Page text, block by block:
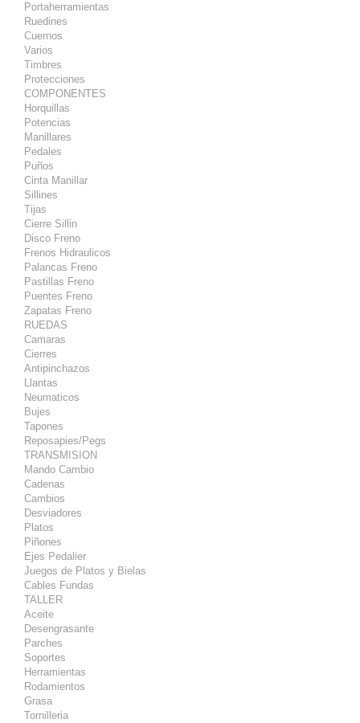
Portaherramientas
Ruedines
Cuernos
Varios
Timbres
Protecciones
COMPONENTES
Horquillas
Potencias
Manillares
Pedales
Puños
Cinta Manillar
Sillines
Tijas
Cierre Sillin
Disco Freno
Frenos Hidraulicos
Palancas Freno
Pastillas Freno
Puentes Freno
Zapatas Freno
RUEDAS
Camaras
Cierres
Antipinchazos
Llantas
Neumaticos
Bujes
Tapones
Reposapies/Pegs
TRANSMISION
Mando Cambio
Cadenas
Cambios
Desviadores
Platos
Piñones
Ejes Pedalier
Juegos de Platos y Bielas
Cables Fundas
TALLER
Aceite
Desengrasante
Parches
Soportes
Herramientas
Rodamientos
Grasa
Tornilleria